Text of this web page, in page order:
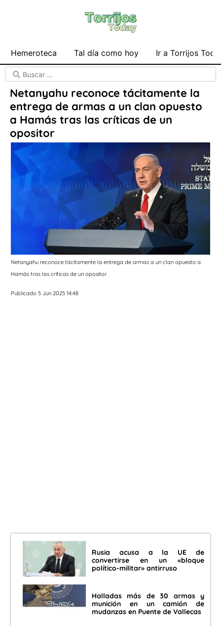
Hemeroteca Tal día como hoy Ir a Torrijos
Netanyahu reconoce tácitamente la
entrega de armas a un clan opuesto
a Hamás tras las críticas de un
opositor
Netanyahu reconoce tácitamente la entrega de armas a un clan opuesto a
Hamás tras las críticas de un opositor
Publicado 5 Jun 2025 14:48
Rusia acusa a la UE de
convertirse en un «bloque
político-militar» antirruso
Halladas más de 30 armas y
munición en un camión de
mudanzas en Puente de Vallecas